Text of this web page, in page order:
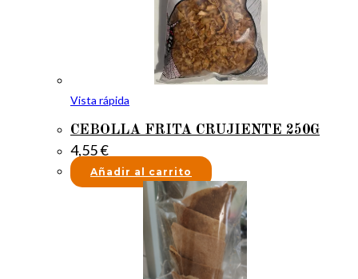
Vista rápida
CEBOLLA FRITA CRUJIENTE 250G
4,55€
Añadir al carrito